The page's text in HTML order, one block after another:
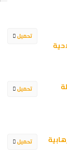
تحميل
تحميل
تحميل